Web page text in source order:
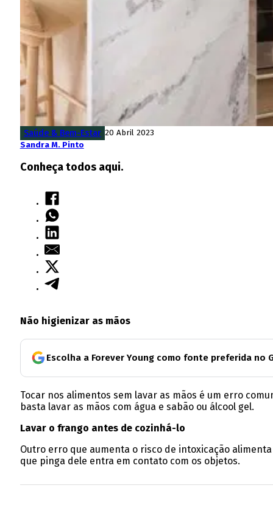
Saúde & Bem-Estar 20 Abril 2023
Sandra M. Pinto
Conheça todos aqui.
Não higienizar as mãos
Escolha a Forever Young como fonte preferida no
Tocar nos alimentos sem lavar as mãos é um erro
basta lavar as mãos com água e sabão ou álcool gel.
Lavar o frango antes de cozinhá-lo
Outro erro que aumenta o risco de intoxicação
que pinga dele entra em contato com os objetos.